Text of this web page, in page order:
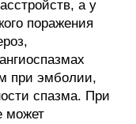
а у
поражения
при эмболии,
спазма. При
может